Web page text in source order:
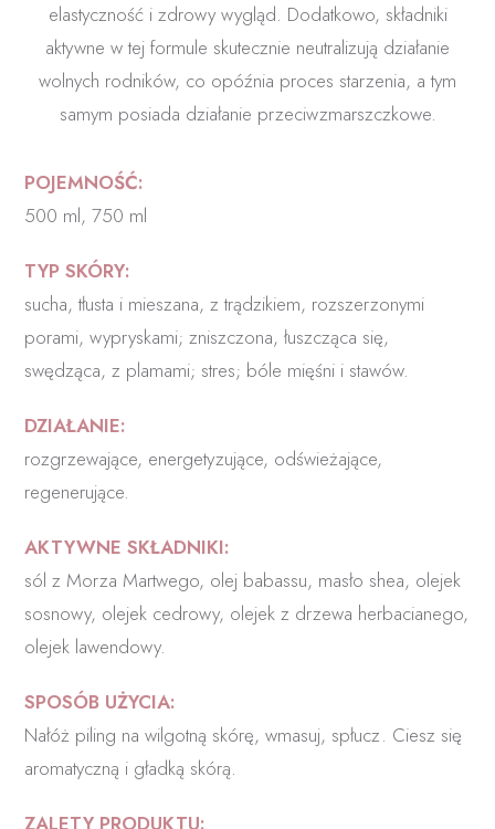
elastyczność i zdrowy wygląd. Dodatkowo, składniki
aktywne w tej formule skutecznie neutralizują działanie
wolnych rodników, co opóźnia proces starzenia, a tym
samym posiada działanie przeciwzmarszczkowe.
POJEMNOŚĆ:
500 ml, 750 ml
TYP SKÓRY:
sucha, tłusta i mieszana, z trądzikiem, rozszerzonymi
porami, wypryskami; zniszczona, łuszcząca się,
swędząca, z plamami; stres; bóle mięśni i stawów.
DZIAŁANIE:
rozgrzewające, energetyzujące, odświeżające,
regenerujące.
AKTYWNE SKŁADNIKI:
sól z Morza Martwego, olej babassu, masło shea, olejek
sosnowy, olejek cedrowy, olejek z drzewa herbacianego,
olejek lawendowy.
SPOSÓB UŻYCIA:
Nałóż piling na wilgotną skórę, wmasuj, spłucz. Ciesz się
aromatyczną i gładką skórą.
ZALETY PRODUKTU: